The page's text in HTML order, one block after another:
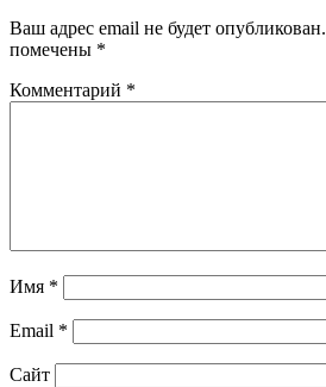
Ваш адрес email не будет опубликован.
помечены *
Комментарий *
Имя *
Email *
Сайт